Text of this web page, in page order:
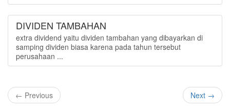
DIVIDEN TAMBAHAN
extra dividend yaitu dividen tambahan yang dibayarkan di
samping dividen biasa karena pada tahun tersebut
perusahaan ...
← Previous Next →